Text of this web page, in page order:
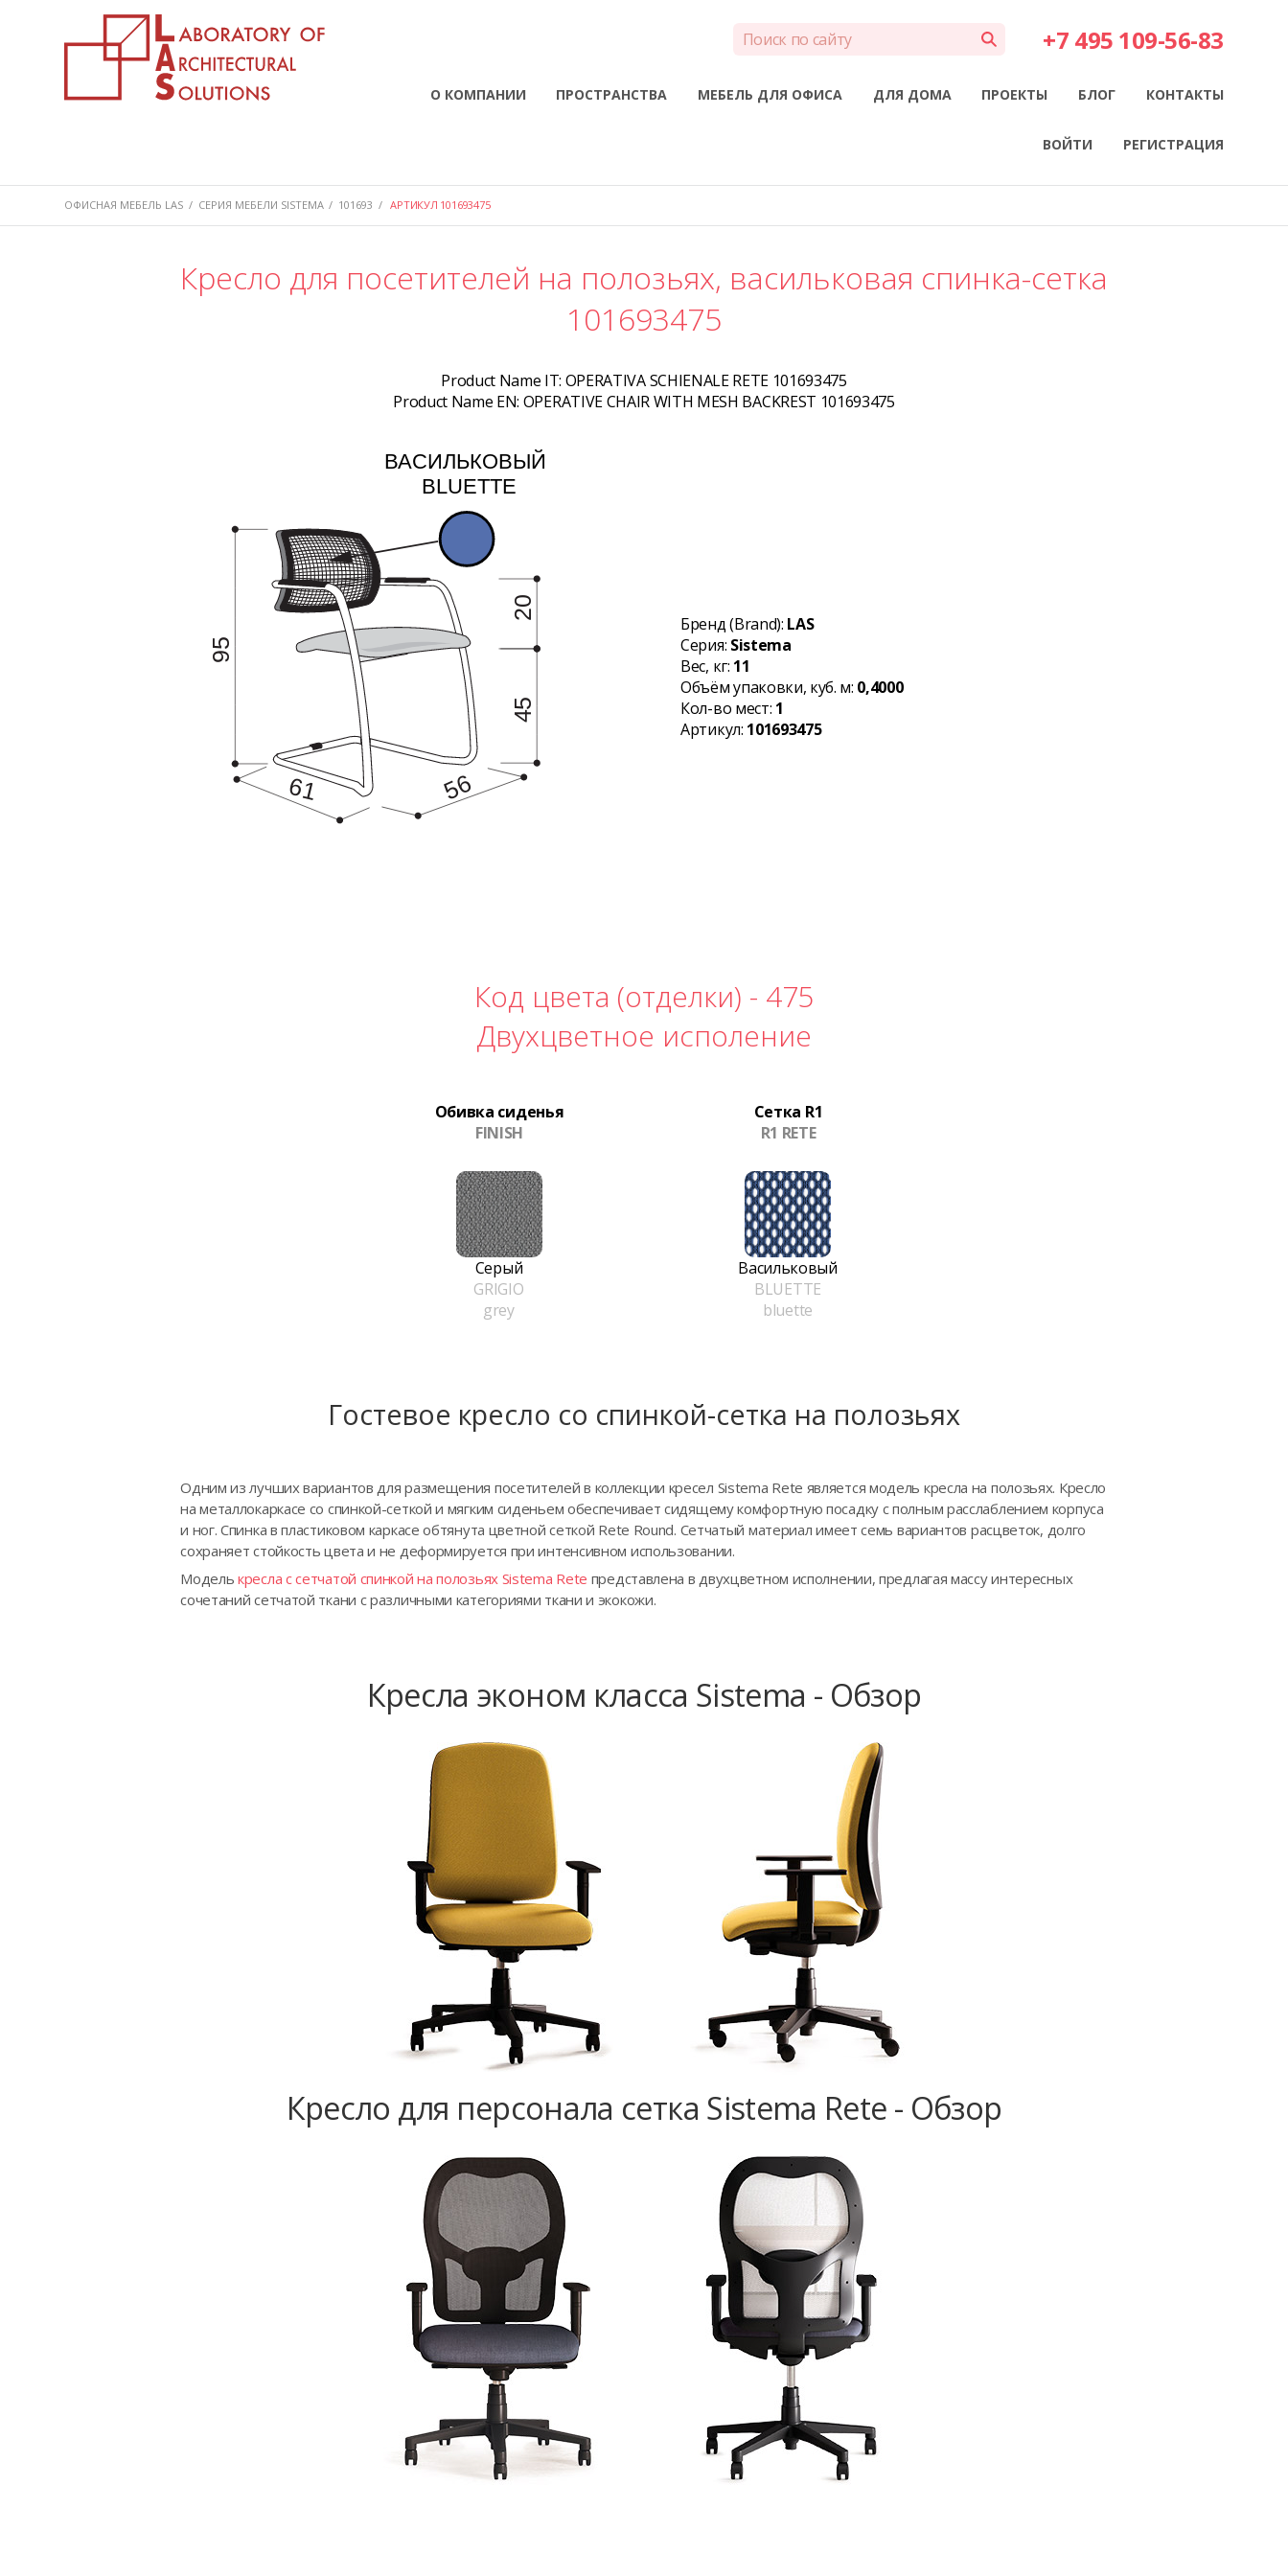
+7 495 109-56-83
О КОМПАНИИ ПРОСТРАНСТВА МЕБЕЛЬ ДЛЯ ОФИСА ДЛЯ ДОМА ПРОЕКТЫ БЛОГ КОНТАКТЫ
ВОЙТИ РЕГИСТРАЦИЯ
ОФИСНАЯ МЕБЕЛЬ LAS / СЕРИЯ МЕБЕЛИ SISTEMA / 101693 / АРТИКУЛ 101693475
Кресло для посетителей на полозьях, васильковая спинка-сетка
101693475
Product Name IT: OPERATIVA SCHIENALE RETE 101693475
Product Name EN: OPERATIVE CHAIR WITH MESH BACKREST 101693475
Бренд (Brand): LAS
Серия: Sistema
Вес, кг: 11
Объём упаковки, куб. м: 0,4000
Кол-во мест: 1
Артикул: 101693475
Код цвета (отделки) - 475
Двухцветное исполение
Обивка сиденья
FINISH
Сетка R1
R1 RETE
Серый
GRIGIO
grey
Васильковый
BLUETTE
bluette
Гостевое кресло со спинкой-сетка на полозьях
Одним из лучших вариантов для размещения посетителей в коллекции кресел Sistema Rete является модель кресла на полозьях. Кресло
на металлокаркасе со спинкой-сеткой и мягким сиденьем обеспечивает сидящему комфортную посадку с полным расслаблением корпуса
и ног. Спинка в пластиковом каркасе обтянута цветной сеткой Rete Round. Сетчатый материал имеет семь вариантов расцветок, долго
сохраняет стойкость цвета и не деформируется при интенсивном использовании.
Моделькресла с сетчатой спинкой на полозьях Sistema Rete представлена в двухцветном исполнении, предлагая массу интересных
сочетаний сетчатой ткани с различными категориями ткани и экокожи.
Кресла эконом класса Sistema - Обзор
Кресло для персонала сетка Sistema Rete - Обзор